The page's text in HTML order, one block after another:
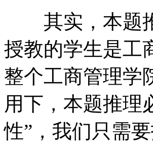
其实，本题推
授教的学生是工
整个工商管理学
用下，本题推理
性”，我们只需